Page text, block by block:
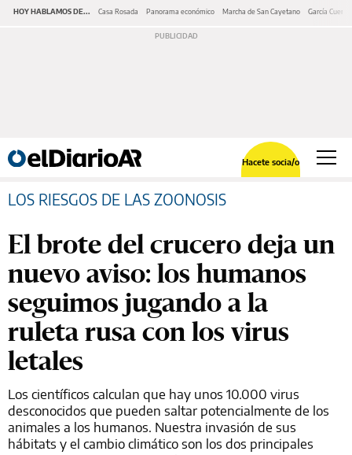
HOY HABLAMOS DE... Casa Rosada Panorama económico Marcha de San Cayetano García Cuerva
Hacete socia/o
LOS RIESGOS DE LAS ZOONOSIS
El brote del crucero deja un
nuevo aviso: los humanos
seguimos jugando a la
ruleta rusa con los virus
letales
Los científicos calculan que hay unos 10.000 virus
desconocidos que pueden saltar potencialmente de los
animales a los humanos. Nuestra invasión de sus
hábitats y el cambio climático son los dos principales